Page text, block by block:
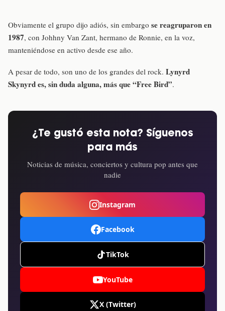
Obviamente el grupo dijo adiós, sin embargo se reagruparon en
1987, con Johhny Van Zant, hermano de Ronnie, en la voz,
manteniéndose en activo desde ese año.
A pesar de todo, son uno de los grandes del rock. Lynyrd
Skynyrd es, sin duda alguna, más que “Free Bird”.
¿Te gustó esta nota? Síguenos
para más
Noticias de música, conciertos y cultura pop antes que
nadie
Instagram
Facebook
TikTok
YouTube
X (Twitter)